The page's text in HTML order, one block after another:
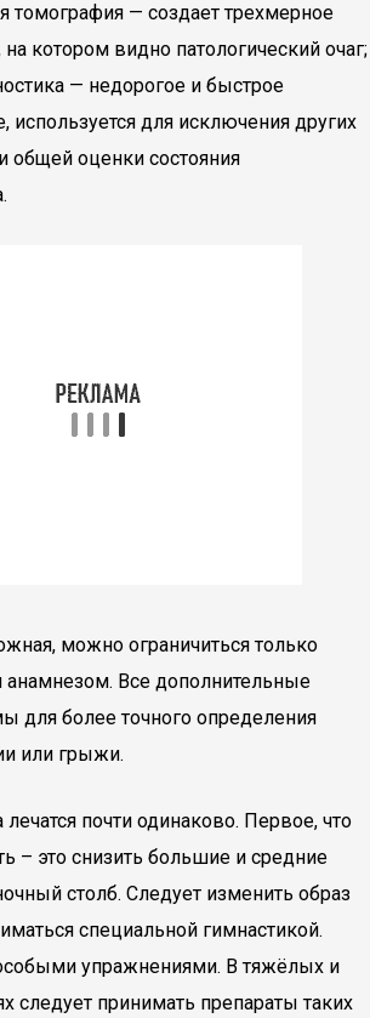
томография — создает трехмерное
котором видно патологический очаг;
— недорогое и быстрое
используется для исключения других
общей оценки состояния
можно ограничиться только
анамнезом. Все дополнительные
для более точного определения
или грыжи.
почти одинаково. Первое, что
– это снизить большие и средние
столб. Следует изменить образ
специальной гимнастикой.
упражнениями. В тяжёлых и
следует принимать препараты таких